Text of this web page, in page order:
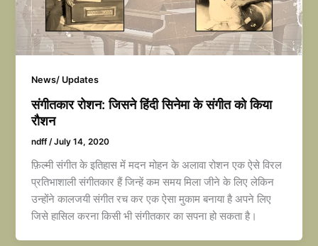
News/ Updates
संगीतकार रोशन: जिसने हिंदी सिनेमा के संगीत को किया
रौशन
ndff/July 14, 2020
फ़िल्मी संगीत के इतिहास में मदन मोहन के अलावा रोशन एक ऐसे विरल
प्रतिभाशाली संगीतकार हैं जिन्हें कम समय मिला जीने के लिए लेकिन
उन्होंने कालजयी संगीत रच कर एक ऐसा मुकाम बनाया है अपने लिए
जिसे हासिल करना किसी भी संगीतकार का सपना हो सकता है।